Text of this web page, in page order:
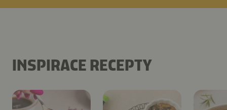
INSPIRACE RECEPTY